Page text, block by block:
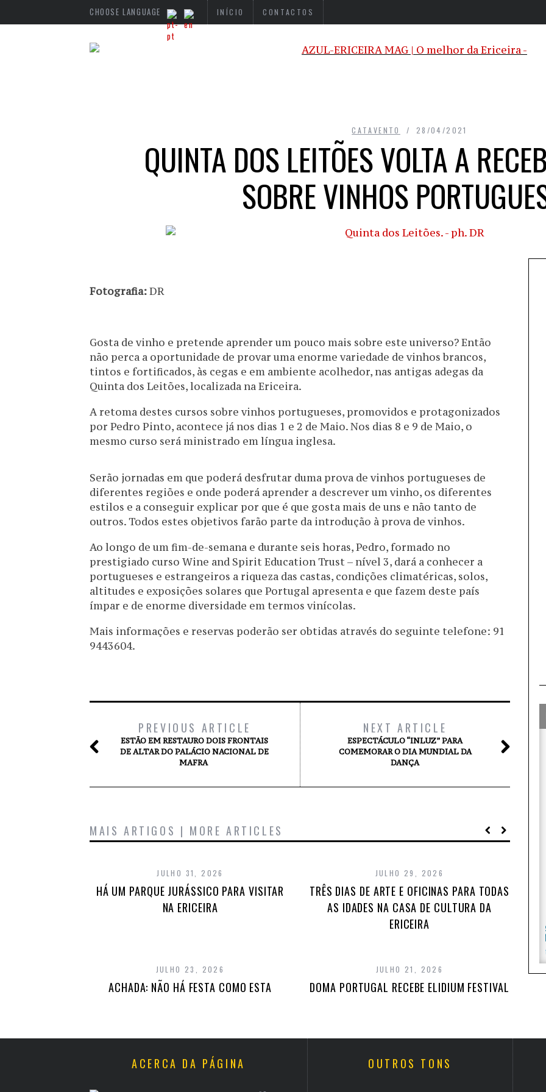
CHOOSE LANGUAGE INÍCIO CONTACTOS
CATAVENTO 28/04/2021
QUINTA DOS LEITÕES VOLTA A
SOBRE VINHOS
Fotografia:DR
Gosta de vinho e pretende aprender um pouco mais sobre este universo? Então
não perca a oportunidade de provar uma enorme variedade de vinhos brancos,
tintos e fortificados, às cegas e em ambiente acolhedor, nas antigas adegas da
Quinta dos Leitões, localizada na Ericeira.
A retoma destes cursos sobre vinhos portugueses, promovidos e protagonizados
por Pedro Pinto, acontece já nos dias 1 e 2 de Maio. Nos dias 8 e 9 de Maio, o
mesmo curso será ministrado em língua inglesa.
Serão jornadas em que poderá desfrutar duma prova de vinhos portugueses de
diferentes regiões e onde poderá aprender a descrever um vinho, os diferentes
estilos e a conseguir explicar por que é que gosta mais de uns e não tanto de
outros. Todos estes objetivos farão parte da introdução à prova de vinhos.
Ao longo de um fim-de-semana e durante seis horas, Pedro, formado no
prestigiado curso Wine and Spirit Education Trust – nível 3, dará a conhecer a
portugueses e estrangeiros a riqueza das castas, condições climatéricas, solos,
altitudes e exposições solares que Portugal apresenta e que fazem deste país
ímpar e de enorme diversidade em termos vinícolas.
Mais informações e reservas poderão ser obtidas através do seguinte telefone: 91
9443604.
PREVIOUS ARTICLE
ESTÃO EM RESTAURO DOIS FRONTAIS
DE ALTAR DO PALÁCIO NACIONAL DE
MAFRA
NEXT ARTICLE
ESPECTÁCULO “INLUZ” PARA
COMEMORAR O DIA MUNDIAL DA
DANÇA
MAIS ARTIGOS | MORE ARTICLES
JULHO 31, 2026
HÁ UM PARQUE JURÁSSICO PARA VISITAR
NA ERICEIRA
JULHO 29, 2026
TRÊS DIAS DE ARTE E OFICINAS PARA TODAS
AS IDADES NA CASA DE CULTURA DA
ERICEIRA
JULHO 23, 2026
ACHADA: NÃO HÁ FESTA COMO ESTA
JULHO 21, 2026
DOMA PORTUGAL RECEBE ELIDIUM FESTIVAL
ACERCA DA PÁGINA OUTROS TONS